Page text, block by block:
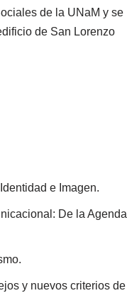
de la UNaM y se
de San Lorenzo
e Imagen.
De la Agenda
y nuevos criterios de